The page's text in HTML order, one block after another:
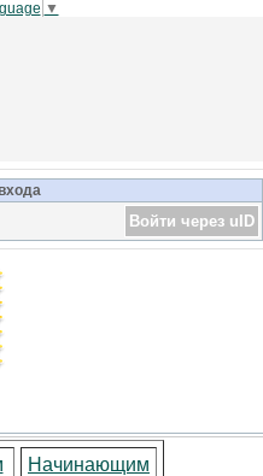
▼
Войти через uID
Начинающим